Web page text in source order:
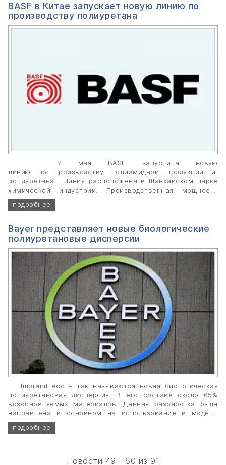
BASF в Китае запускает новую линию по
производству полиуретана
7 мая BASF запустила новую
линию по производству полиамидной продукции и
полиуретана . Линия расположена в Шанхайском парке
химической индустрии. Производственная мощность
данной установки составляет 100.000 метрических тонн
в год.
подробнее
Bayer представляет новые биологические
полиуретановые дисперсии
Impranil eco – так называются новая биологическая
полиуретановая дисперсия. В его составе около 65%
возобновляемых материалов. Данная разработка была
направлена в основном на использование в модной
одежде, аксессуарах и обуви.
подробнее
Новости 49 - 60 из 91